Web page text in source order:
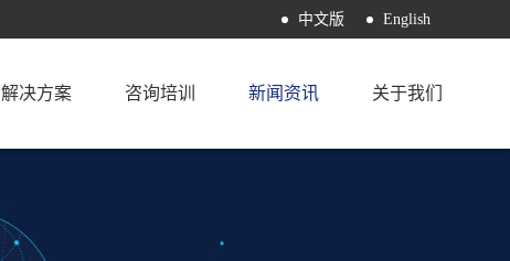
中文版 English
解决方案 咨询培训 新闻资讯 关于我们